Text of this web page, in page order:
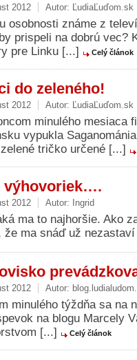
2012 Autor: ĽudiaĽuďom.sk
osobnosti známe z
prispeli na dobrú vec?
pre Linku [...]
Celý článok
do zeleného!
2012 Autor: ĽudiaĽuďom.sk
minulého mesiaca
vypukla
tričko určené [...]
výhovoriek….
2012 Autor: Ingrid
ma to najhoršie. Ako
že ma snáď už
2012 Autor:
minulého týždňa sa na
na blogu Marcely
[...]
Celý článok